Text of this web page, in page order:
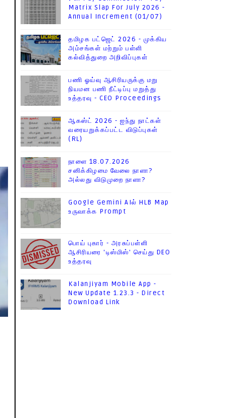
Matrix Slap For July 2026 -
Annual Increment (01/07)
தமிழக பட்ஜெட் 2026 - முக்கிய
அம்சங்கள் மற்றும் பள்ளி
கல்வித்துறை அறிவிப்புகள்
பணி ஓய்வு ஆசிரியருக்கு மறு
நியமன பணி நீட்டிப்பு மறுத்து
உத்தரவு - CEO Proceedings
ஆகஸ்ட் 2026 - ஐந்து நாட்கள்
வரையறுக்கப்பட்ட விடுப்புகள்
(RL)
நாளை 18.07.2026
சனிக்கிழமை வேலை நாளா?
அல்லது விடுமுறை நாளா?
Google Gemini AIல் HLB Map
உருவாக்க Prompt
பொய் புகார் - அரசுப்பள்ளி
ஆசிரியரை 'டிஸ்மிஸ்' செய்து DEO
உத்தரவு
Kalanjiyam Mobile App -
New Update 1.23.3 - Direct
Download Link